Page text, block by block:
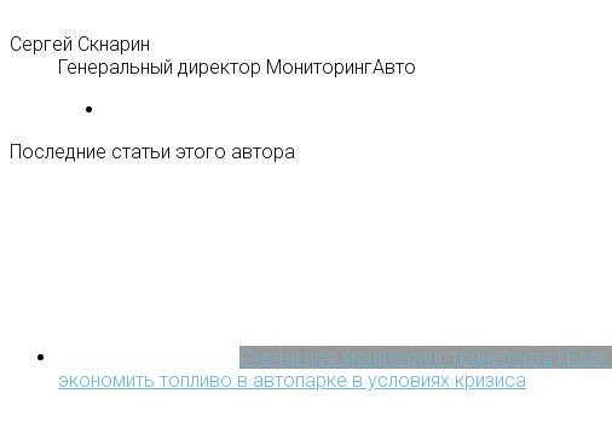
Сергей Скнарин
Генеральный директор МониторингАвто
Последние статьи этого автора
Статьи про мониторинг транспорта |
экономить топливо в автопарке в условиях кризиса